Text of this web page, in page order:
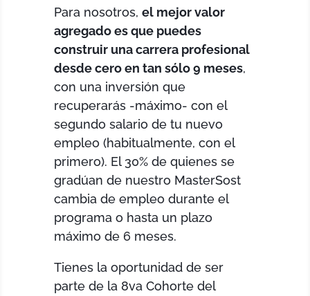
Para nosotros,el mejor valor
agregado es que puedes
construir una carrera profesional
desde cero en tan sólo 9 meses,
con una inversión que
recuperarás -máximo- con el
segundo salario de tu nuevo
empleo (habitualmente, con el
primero). El 30% de quienes se
gradúan de nuestro MasterSost
cambia de empleo durante el
programa o hasta un plazo
máximo de 6 meses.
Tienes la oportunidad de ser
parte de la 8va Cohorte del